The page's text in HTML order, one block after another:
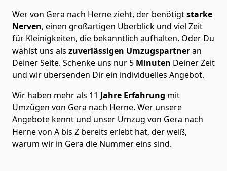
Wer von Gera nach Herne zieht, der benötigtstarke
Nerven, einen großartigen Überblick und viel Zeit
für Kleinigkeiten, die bekanntlich aufhalten. Oder Du
wählst uns als zuverlässigen Umzugspartneran
Deiner Seite. Schenke uns nur 5 Minuten Deiner Zeit
und wir übersenden Dir ein individuelles Angebot.
Wir haben mehr als 11 Jahre Erfahrung mit
Umzügen von Gera nach Herne. Wer unsere
Angebote kennt und unser Umzug von Gera nach
Herne von A bis Z bereits erlebt hat, der weiß,
warum wir in Gera die Nummer eins sind.